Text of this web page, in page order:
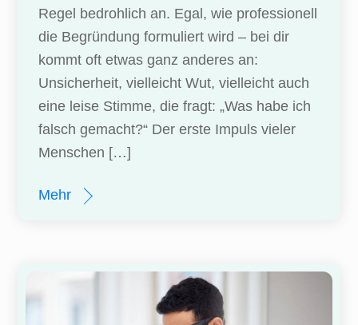
Regel bedrohlich an. Egal, wie professionell
die Begründung formuliert wird – bei dir
kommt oft etwas ganz anderes an:
Unsicherheit, vielleicht Wut, vielleicht auch
eine leise Stimme, die fragt: „Was habe ich
falsch gemacht?“ Der erste Impuls vieler
Menschen […]
Mehr